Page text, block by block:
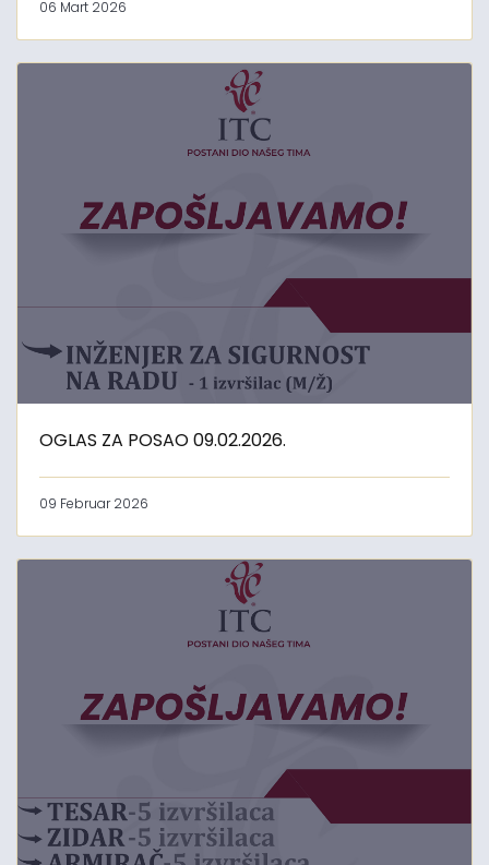
06 Mart 2026
OGLAS ZA POSAO 09.02.2026.
09 Februar 2026